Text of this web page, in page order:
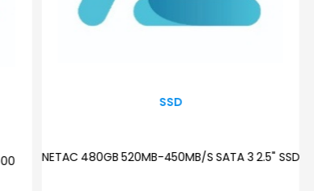
SSD
APACER AS350X/512GB 512GB 2,5" SATA3